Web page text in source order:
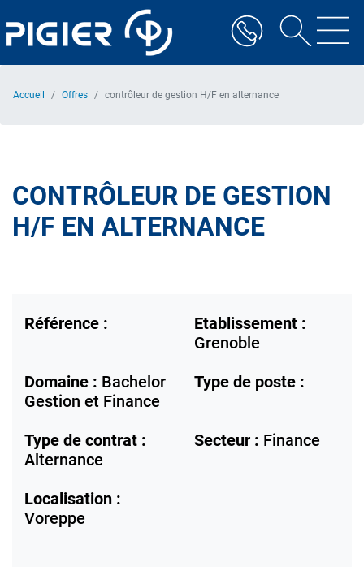
au
contenu
Accueil Offres contrôleur de gestion H/F en alternance
CONTRÔLEUR DE GESTION
H/F EN ALTERNANCE
Référence :
Etablissement :
Grenoble
Domaine : Bachelor
Gestion et Finance
Type de poste :
Type de contrat :
Alternance
Secteur : Finance
Localisation :
Voreppe